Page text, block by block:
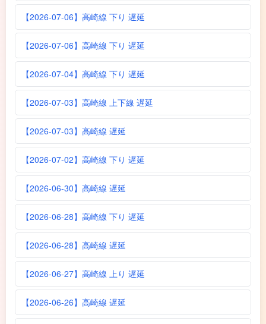
【2026-07-06】高崎線 下り 遅延
【2026-07-06】高崎線 下り 遅延
【2026-07-04】高崎線 下り 遅延
【2026-07-03】高崎線 上下線 遅延
【2026-07-03】高崎線 遅延
【2026-07-02】高崎線 下り 遅延
【2026-06-30】高崎線 遅延
【2026-06-28】高崎線 下り 遅延
【2026-06-28】高崎線 遅延
【2026-06-27】高崎線 上り 遅延
【2026-06-26】高崎線 遅延